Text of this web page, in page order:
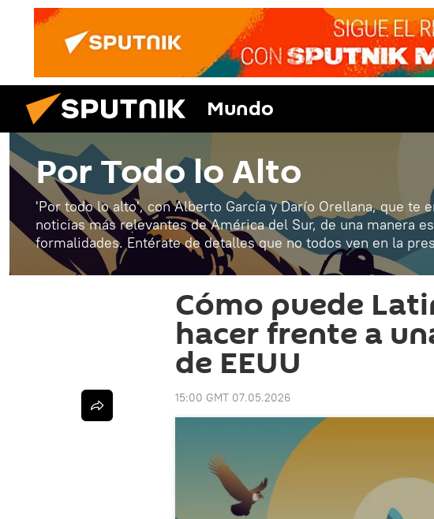
Mundo
Por Todo lo Alto
'Por todo lo alto', con Alberto García y Darío Orellana, que te
noticias más relevantes de América del Sur, de una manera
formalidades. Entérate de detalles que no todos ven en la
Cómo puede
hacer frente a
de EEUU
15:00 GMT 07.05.2026